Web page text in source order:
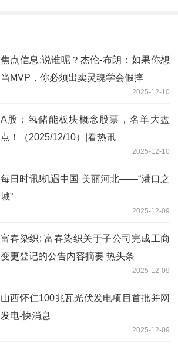
焦点信息:说谁呢？杰伦-布朗：如果你想
当MVP，你必须出卖灵魂学会假摔
2025-12-10
A股：氢储能板块概念股票，名单大盘
点！（2025/12/10）|看热讯
2025-12-10
每日时讯!机遇中国 美丽河北——“港口之
城”
2025-12-09
富春染织: 富春染织关于子公司完成工商
变更登记的公告内容摘要 热头条
2025-12-09
山西怀仁100兆瓦光伏发电项目首批并网
发电-快消息
2025-12-09